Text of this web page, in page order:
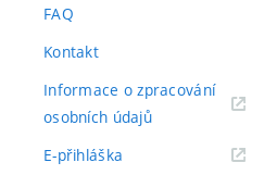
FAQ
Kontakt
Informace o zpracování
osobních údajů(externí
E-přihláška